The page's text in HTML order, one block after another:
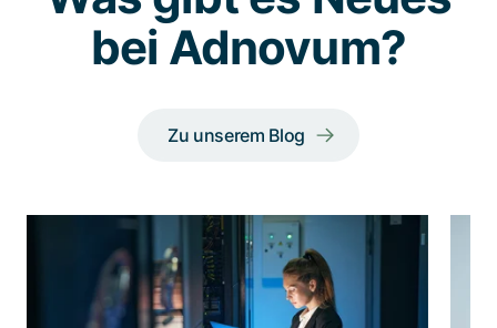
bei Adnovum?
Zu unserem Blog